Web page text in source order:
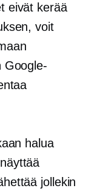
eivät kerää
voit
Google-
halua
jollekin